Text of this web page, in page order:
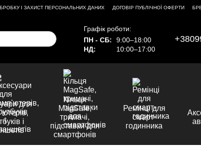
І ЗАХИСТ ПЕРСОНАЛЬНИХ ДАНИХ ДОГОВІР ПУБЛІЧНОЇ ОФЕРТИ
Графік роботи:
ПН - СБ:
9:00–18:00
НД:
10:00–17:00
для
і
Кільця
MagSafe,
тримачі,
підставки для
смартфонів
Ремінці для
смарт-
годинника